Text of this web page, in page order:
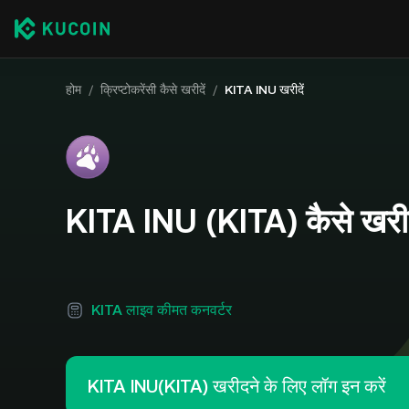
होम / क्रिप्टोकरेंसी कैसे खरीदें / KITA INU खरीदें
KITA INU (KITA) कैसे
KITA लाइव कीमत कनवर्टर
KITA INU(KITA) खरीदने के लिए लॉग इन करें